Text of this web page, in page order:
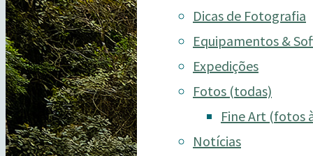
Dicas de Fotografia
Equipamentos &
Expedições
Fotos (todas)
Fine Art (fotos
Notícias